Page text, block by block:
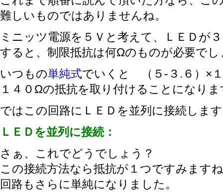
難しいものではありませんね。
ミニッツ電源を５Ｖと考えて、ＬＥＤが
すると、制限抵抗は何Ωのものが必要でし
いつもの単純式でいくと （５-３.６）×
１４０Ωの抵抗を取り付けることになりま
ではこの回路にＬＥＤを並列に接続しま
ＬＥＤを並列に接続：
さぁ、これでどうでしょう？
この接続方法なら抵抗が１つですみます
回路もさらに単純になりました。